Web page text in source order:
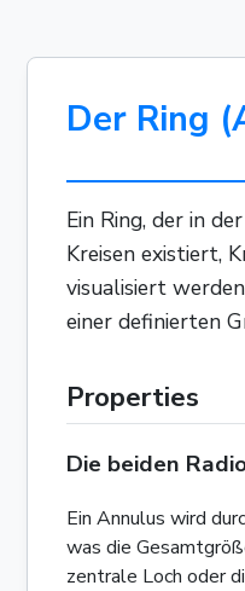
Der Ring
Ein Ring, der in
Kreisen existiert,
visualisiert
einer definierten
Properties
Die beiden
Ein Annulus wird
was die
zentrale Loch oder